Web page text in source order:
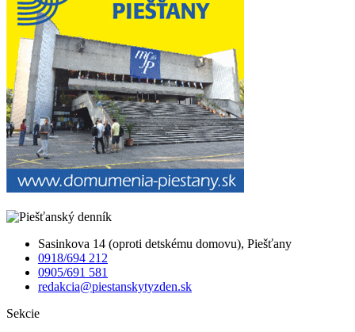
Sasinkova 14 (oproti detskému domovu), Piešťany
0918/694 212
0905/691 581
redakcia@piestanskytyzden.sk
Sekcie